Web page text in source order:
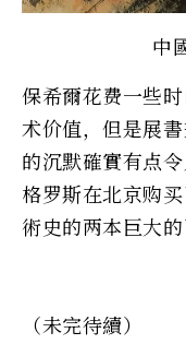
中
保希爾花费一些
术价值，但是展
的沉默確實有点
格罗斯在北京购
術史的两本巨大的
（未完待續）